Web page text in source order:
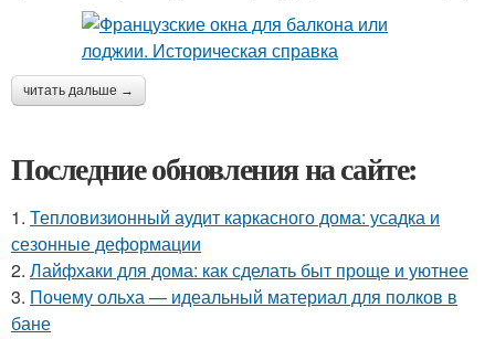
читать дальше →
Последние обновления на сайте:
1. Тепловизионный аудит каркасного дома: усадка и
сезонные деформации
2. Лайфхаки для дома: как сделать быт проще и уютнее
3. Почему ольха — идеальный материал для полков в
бане